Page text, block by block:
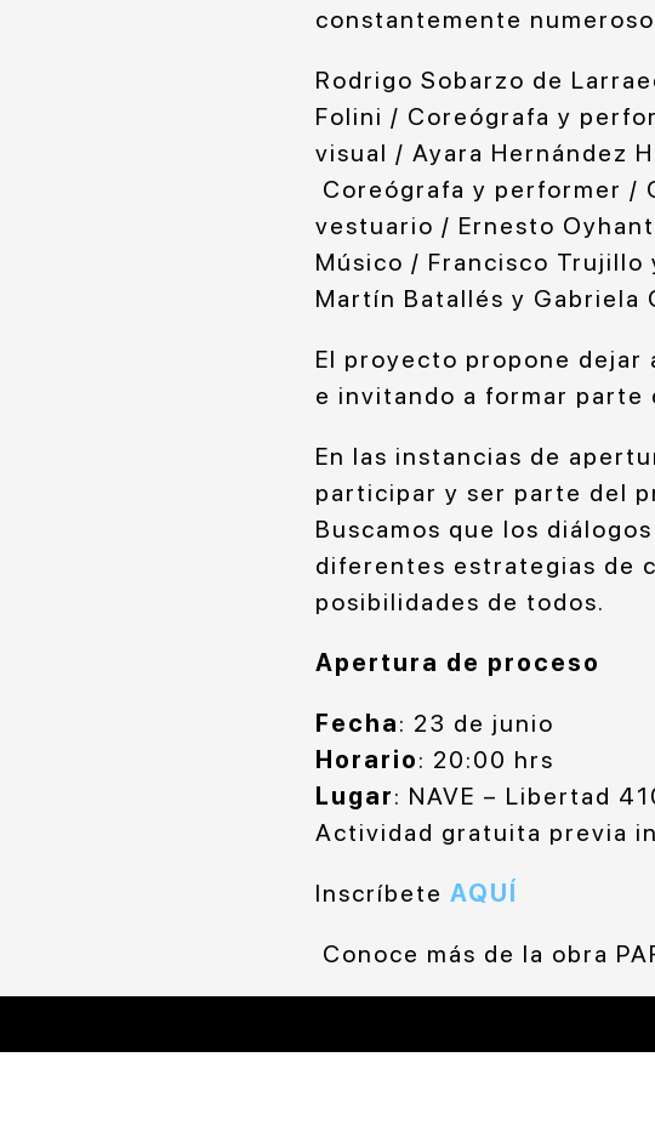
constantemente
Rodrigo Sobarzo de
Folini / Coreógrafa y
visual / Ayara Hernández
Coreógrafa y performer /
vestuario / Ernesto
Músico / Francisco Trujillo
Martín Batallés y Gabriela
El proyecto propone
e invitando a formar parte
En las instancias de
participar y ser parte del
Buscamos que los
diferentes estrategias de
posibilidades de todos.
Apertura de proceso
Fecha: 23 de junio
Horario: 20:00 hrs
Lugar: NAVE – Libertad
Actividad gratuita previa
Inscríbete AQUÍ
Conoce más de la obra